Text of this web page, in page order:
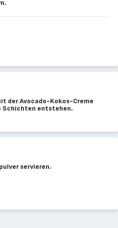
der Avocado-Kokos-Creme
Schichten entstehen.
servieren.